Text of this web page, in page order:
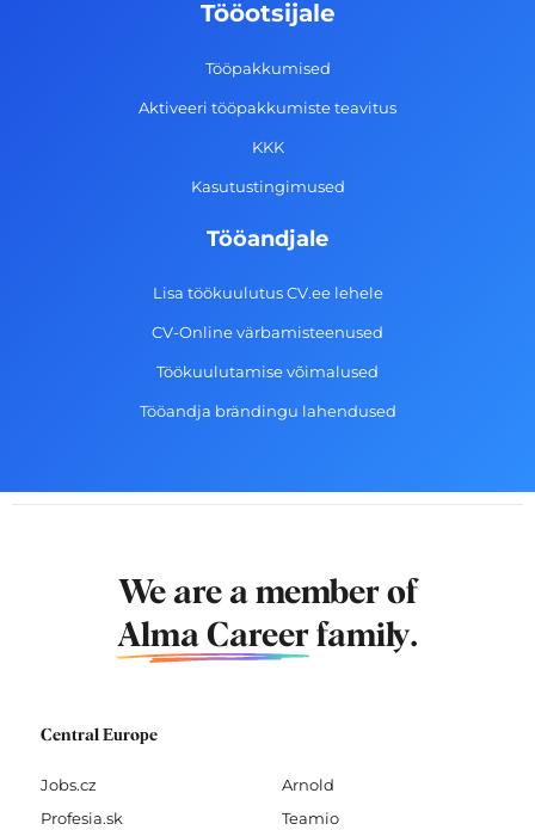
-
a
m
n
Tööotsijale
Tööpakkumised
Aktiveeri tööpakkumiste teavitus
KKK
Kasutustingimused
Tööandjale
Lisa töökuulutus CV.ee lehele
CV-Online värbamisteenused
Töökuulutamise võimalused
Tööandja brändingu lahendused
We are a member of
Alma Career family.
Central Europe
Jobs.cz
Profesia.sk
Arnold
Teamio